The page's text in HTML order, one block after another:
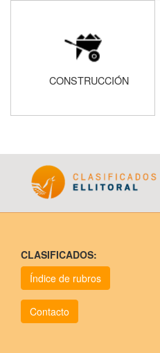
CONSTRUCCIÓN
CLASIFICADOS:
Índice de rubros
Contacto